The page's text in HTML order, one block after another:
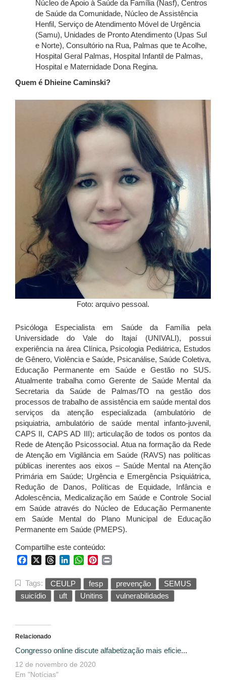
Núcleo de Apoio à Saúde da Família (Nasf), Centros
de Saúde da Comunidade, Núcleo de Assistência
Henfil, Serviço de Atendimento Móvel de Urgência
(Samu), Unidades de Pronto Atendimento (Upas Sul
e Norte), Consultório na Rua, Palmas que te Acolhe,
Hospital Geral Palmas, Hospital Infantil de Palmas,
Hospital e Maternidade Dona Regina.
Quem é Dhieine Caminski?
Foto: arquivo pessoal.
Psicóloga Especialista em Saúde da Família pela
Universidade do Vale do Itajaí (UNIVALI), possui
experiência na área Clínica, Psicologia Pediátrica, Estudos
de Gênero, Violência e Saúde, Psicanálise, Saúde Coletiva,
Educação Permanente em Saúde e Gestão no SUS.
Atualmente trabalha como Gerente de Saúde Mental da
Secretaria da Saúde de Palmas/TO na gestão dos
processos de trabalho de assistência em saúde mental dos
serviços da atenção especializada (ambulatório de
psiquiatria, ambulatório de saúde mental infanto-juvenil,
CAPS II, CAPS AD III); articulação de todos os pontos da
Rede de Atenção Psicossocial. Atua na formação da Rede
de Atenção em Vigilância em Saúde (RAVS) nas políticas
públicas inerentes aos eixos – Saúde Mental na Atenção
Primária em Saúde; Urgência e Emergência Psiquiátrica,
Redução de Danos, Políticas de Equidade, Infância e
Adolescência, Medicalização em Saúde e Controle Social
em Saúde através do Núcleo de Educação Permanente
em Saúde Mental do Plano Municipal de Educação
Permanente em Saúde (PMEPS).
Compartilhe este conteúdo:
FacebookThreadsLinkedInWhatsApp
Pinterest
Tags: CEULP fesp prevenção
SEMUS
suicídio
uft Unitins vulnerabilidades
Relacionado
Congresso online discute alfabetização mais eficie...
12 de novembro de 2020
Em "Notícias"